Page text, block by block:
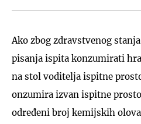
Ako zbog zdravstvenog
pisanja ispita konzumirati
na stol voditelja ispitne
onzumira izvan ispitne
određeni broj kemijskih